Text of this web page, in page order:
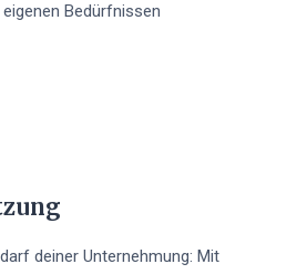
Bedürfnissen
deiner Unternehmung: Mit